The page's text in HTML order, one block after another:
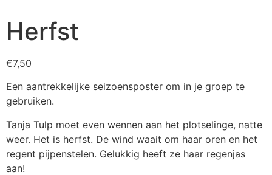
Herfst
€7,50
Een aantrekkelijke seizoensposter om in je groep te
gebruiken.
Tanja Tulp moet even wennen aan het plotselinge, natte
weer. Het is herfst. De wind waait om haar oren en het
regent pijpenstelen. Gelukkig heeft ze haar regenjas
aan!